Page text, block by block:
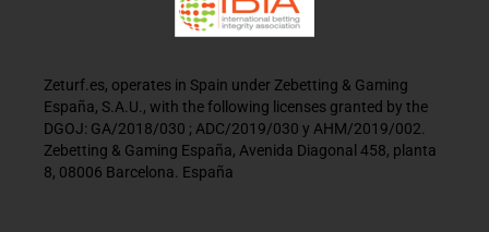
Zeturf.es, operates in Spain under Zebetting & Gaming
España, S.A.U., with the following licenses granted by the
DGOJ: GA/2018/030 ; ADC/2019/030 y AHM/2019/002.
Zebetting & Gaming España, Avenida Diagonal 458, planta
8, 08006 Barcelona. España